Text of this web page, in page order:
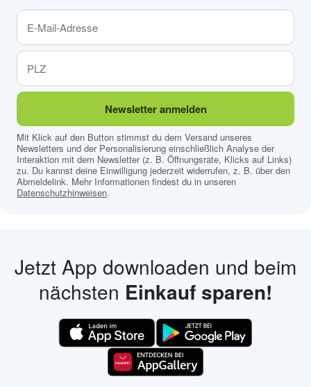
Newsletter anmelden
Mit Klick auf den Button stimmst du dem Versand unseres
Newsletters und der Personalisierung einschließlich Analyse der
Interaktion mit dem Newsletter (z. B. Öffnungsrate, Klicks auf Links)
zu. Du kannst deine Einwilligung jederzeit widerrufen, z. B. über den
Abmeldelink. Mehr Informationen findest du in unseren
Datenschutzhinweisen.
Jetzt App downloaden und beim
nächsten Einkauf sparen!